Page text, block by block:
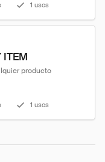
1 usos
ITEM
producto
1 usos